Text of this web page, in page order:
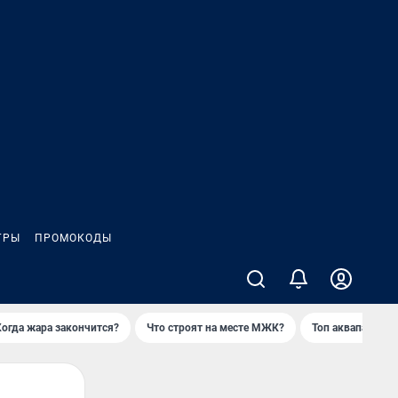
ПРОМОКОДЫ
жара закончится? Что строят на месте МЖК? Топ аквапарков